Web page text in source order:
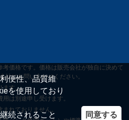
便性、品質維
を使用しており
続されること
同意する
価格です。価格は販売会社が独自に決めて
社にお問い合わせください。
ます。
は別途申し受けます。
れておりません。